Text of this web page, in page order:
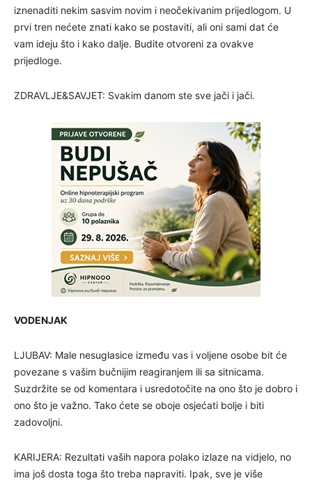
iznenaditi nekim sasvim novim i neočekivanim prijedlogom. U
prvi tren nećete znati kako se postaviti, ali oni sami dat će
vam ideju što i kako dalje. Budite otvoreni za ovakve
prijedloge.
ZDRAVLJE&SAVJET: Svakim danom ste sve jači i jači.
VODENJAK
LJUBAV: Male nesuglasice između vas i voljene osobe bit će
povezane s vašim bučnijim reagiranjem ili sa sitnicama.
Suzdržite se od komentara i usredotočite na ono što je dobro i
ono što je važno. Tako ćete se oboje osjećati bolje i biti
zadovoljni.
KARIJERA: Rezultati vaših napora polako izlaze na vidjelo, no
ima još dosta toga što treba napraviti. Ipak, sve je više